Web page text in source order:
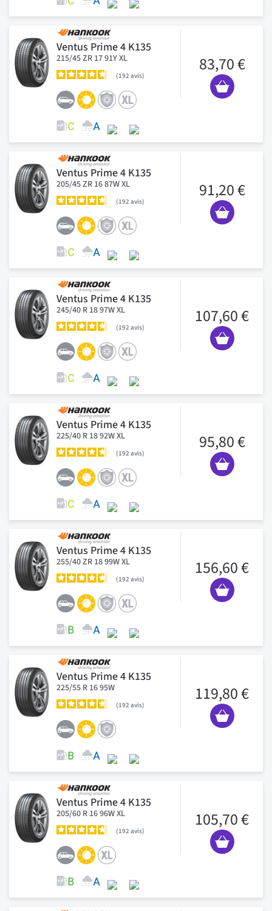
Ventus Prime 4 K135
215/45 ZR 17 91Y XL
192 avis
83,70 €
Ventus Prime 4 K135
205/45 ZR 16 87W XL
192 avis
91,20 €
Ventus Prime 4 K135
245/40 R 18 97W XL
192 avis
107,60 €
Ventus Prime 4 K135
225/40 R 18 92W XL
192 avis
95,80 €
Ventus Prime 4 K135
255/40 ZR 18 99W XL
192 avis
156,60 €
Ventus Prime 4 K135
225/55 R 16 95W
192 avis
119,80 €
Ventus Prime 4 K135
205/60 R 16 96W XL
192 avis
105,70 €